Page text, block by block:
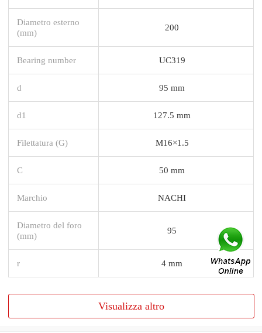
Diametro esterno
(mm)
200
Bearing number UC319
d 95 mm
d1 127.5 mm
Filettatura (G) M16×1.5
C 50 mm
Marchio NACHI
Diametro del foro
(mm)
95
r 4 mm
Visualizza altro